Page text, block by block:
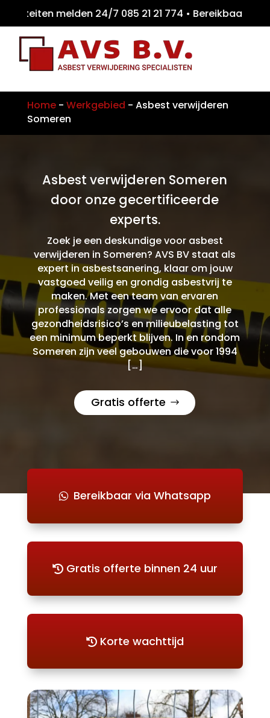
melden 24/7 085 21 21 774 •
Home- Werkgebied - Asbest verwijderen
Someren
Asbest verwijderen Someren
door onze gecertificeerde
experts.
Zoek je een deskundige voor asbest
verwijderen in Someren? AVS BV staat als
expert in asbestsanering, klaar om jouw
vastgoed veilig en grondig asbestvrij te
maken. Met een team van ervaren
professionals zorgen we ervoor dat alle
gezondheidsrisico’s en milieubelasting tot
een minimum beperkt blijven. In en rondom
Someren zijn veel gebouwen die voor 1994
[…]
Gratis offerte
Bereikbaar via Whatsapp
Gratis offerte binnen 24 uur
Korte wachttijd